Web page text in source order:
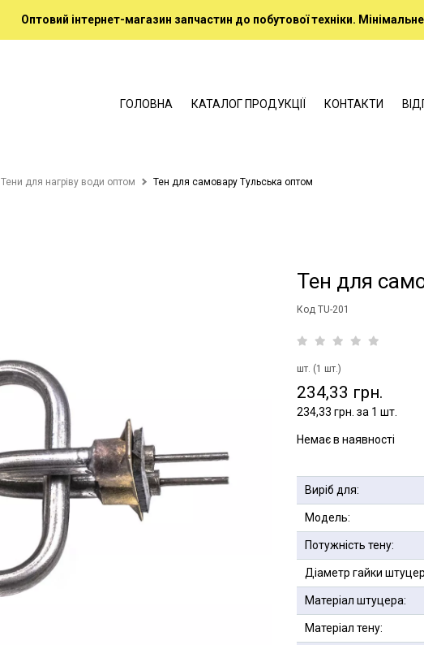
Оптовий інтернет-магазин запчастин до побутової техніки.
ГОЛОВНА КАТАЛОГ ПРОДУКЦІЇ КОНТАКТИ
Тени для нагріву води оптом Тен для самовару Тульська оптом
Тен для
Код TU-201
шт. (1 шт.)
234,33 грн.
234,33 грн. за 1 шт.
Немає в наявності
Виріб для:
Модель:
Потужність тену:
Діаметр гайки
Матеріал штуцера:
Матеріал тену: